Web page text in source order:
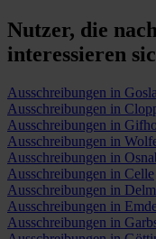
Nutzer, die
interessieren
Ausschreibungen in
Ausschreibungen in
Ausschreibungen in
Ausschreibungen in
Ausschreibungen in
Ausschreibungen in Celle
Ausschreibungen in
Ausschreibungen in
Ausschreibungen in